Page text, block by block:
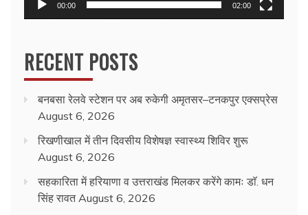
00:00 02:00
RECENT POSTS
बनबसा रेलवे स्टेशन पर अब रुकेगी अमृतसर–टनकपुर एक्सप्रेस
August 6, 2026
रिखणीखाल में तीन दिवसीय विशेषज्ञ स्वास्थ्य शिविर शुरू
August 6, 2026
सहकारिता में हरियाणा व उत्तराखंड मिलकर करेंगे कामः डाॅ. धन
सिंह रावत August 6, 2026